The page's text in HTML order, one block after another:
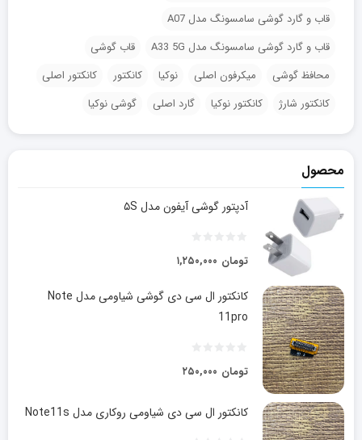
قاب و گارد گوشی سامسونگ مدل A07
قاب و گارد گوشی سامسونگ مدل A33 5G
قاب گوشی
محافظ گوشی
میکرفون اصلی نوکیا کانکتور
کانکتور اصلی
کانکتور شارژ
کانکتور نوکیا گارد اصلی گوشی نوکیا
محصول
آدپتور گوشی آیفون مدل ۵S
۱,۲۵۰,۰۰۰ تومان
کانکتور ال سی دی گوشی شیاومی مدل Note
11pro
۲۵۰,۰۰۰ تومان
کانکتور ال سی دی شیاومی روکاری مدل Note11s